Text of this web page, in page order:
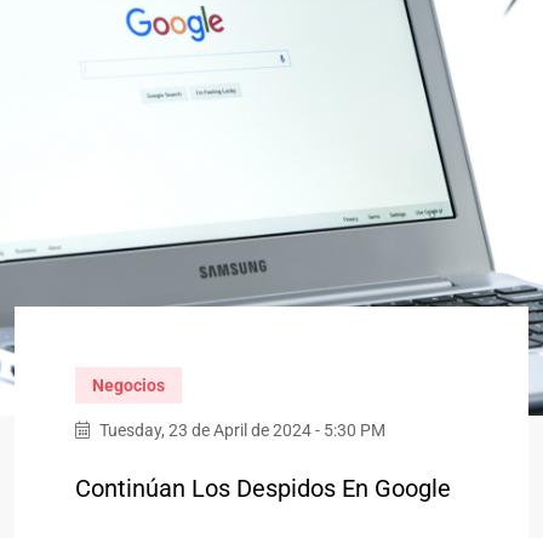
Negocios
Tuesday, 23 de April de 2024 - 5:30 PM
Continúan Los Despidos En Google